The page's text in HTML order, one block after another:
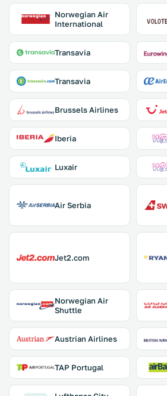
Norwegian Air
International
Transavia
Transavia
Brussels Airlines
Iberia
Luxair
Air Serbia
Jet2.com
Norwegian Air
Shuttle
Austrian Airlines
TAP Portugal